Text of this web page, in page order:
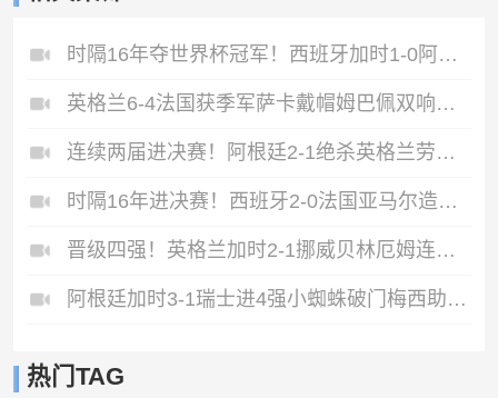
时隔16年夺世界杯冠军！西班牙加时1-0阿根廷费兰制胜恩佐染红
英格兰6-4法国获季军萨卡戴帽姆巴佩双响创纪录奥利塞2助+失良机
连续两届进决赛！阿根廷2-1绝杀英格兰劳塔罗恩佐破门梅西两助攻
时隔16年进决赛！西班牙2-0法国亚马尔造点奥亚萨瓦尔、波罗破门
晋级四强！英格兰加时2-1挪威贝林厄姆连场双响谢尔德鲁普破门
阿根廷加时3-1瑞士进4强小蜘蛛破门梅西助攻麦卡恩博洛假摔染红
热门TAG